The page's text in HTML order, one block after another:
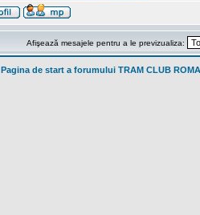
Afişează mesajele pentru a le previzualiza:
Pagina de start a forumului TRAM CLUB